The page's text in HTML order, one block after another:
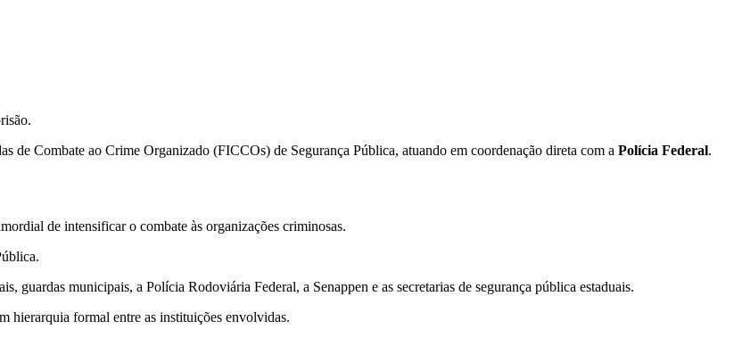
de Combate ao Crime Organizado (FICCOs) de Segurança Pública, atuando em coordenação direta com a Polícia Federal.
de intensificar o combate às organizações criminosas.
guardas municipais, a Polícia Rodoviária Federal, a Senappen e as secretarias de segurança pública estaduais.
hierarquia formal entre as instituições envolvidas.